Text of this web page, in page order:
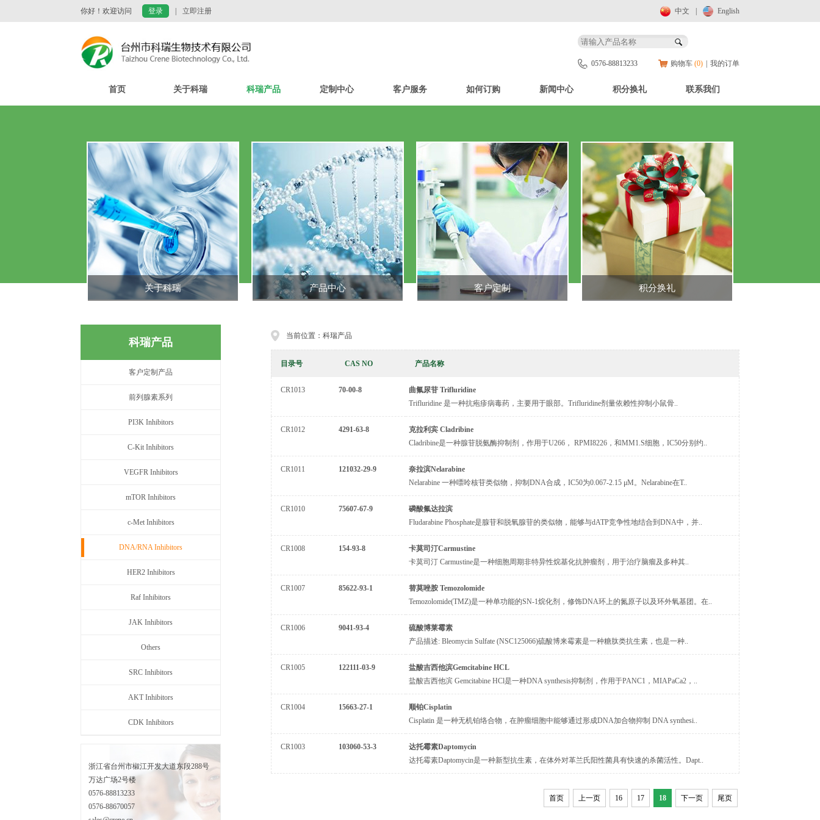
你好！欢迎访问 登录 立即注册 中文 English
0576-88813233 购物车 (0) 我的订单
首页 关于科瑞 科瑞产品 定制中心 客户服务 如何订购 新闻中心 积分换礼 联系我们
关于科瑞 产品中心 客户定制 积分换礼
科瑞产品
客户定制产品
前列腺素系列
PI3K Inhibitors
C-Kit Inhibitors
VEGFR Inhibitors
mTOR Inhibitors
c-Met Inhibitors
DNA/RNA Inhibitors
HER2 Inhibitors
Raf Inhibitors
JAK Inhibitors
Others
SRC Inhibitors
AKT Inhibitors
CDK Inhibitors
浙江省台州市椒江开发大道东段288号
万达广场2号楼
0576-88813233
0576-88670057
当前位置：科瑞产品
目录号 CAS NO 产品名称
CR1013 70-00-8
曲氟尿苷 Trifluridine
Trifluridine 是一种抗疱疹病毒药，主要用于眼部。Trifluridine剂量依赖性抑制小鼠骨..
CR1012 4291-63-8
克拉利宾 Cladribine
Cladribine是一种腺苷脱氨酶抑制剂，作用于U266， RPMI8226，和MM1.S细胞，IC50分别约..
CR1011 121032-29-9
奈拉滨Nelarabine
Nelarabine 一种嘌呤核苷类似物，抑制DNA合成，IC50为0.067-2.15 μM。Nelarabine在T..
CR1010 75607-67-9
磷酸氟达拉滨
Fludarabine Phosphate是腺苷和脱氧腺苷的类似物，能够与dATP竞争性地结合到DNA中，并..
CR1008 154-93-8
卡莫司汀Carmustine
卡莫司汀 Carmustine是一种细胞周期非特异性烷基化抗肿瘤剂，用于治疗脑瘤及多种其..
CR1007 85622-93-1
替莫唑胺 Temozolomide
Temozolomide(TMZ)是一种单功能的SN-1烷化剂，修饰DNA环上的氮原子以及环外氧基团。在..
CR1006 9041-93-4
硫酸博莱霉素
产品描述: Bleomycin Sulfate (NSC125066)硫酸博来霉素是一种糖肽类抗生素，也是一种..
CR1005 122111-03-9
盐酸吉西他滨Gemcitabine HCL
盐酸吉西他滨 Gemcitabine HCl是一种DNA synthesis抑制剂，作用于PANC1，MIAPaCa2，..
CR1004 15663-27-1
顺铂Cisplatin
Cisplatin 是一种无机铂络合物，在肿瘤细胞中能够通过形成DNA加合物抑制 DNA synthesi..
CR1003 103060-53-3
达托霉素Daptomycin
达托霉素Daptomycin是一种新型抗生素，在体外对革兰氏阳性菌具有快速的杀菌活性。Dapt..
首页 上一页 16 17 18 下一页 尾页